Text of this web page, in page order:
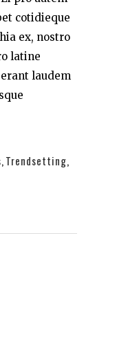
cotidieque
ex, nostro
latine
laudem
,Trendsetting,